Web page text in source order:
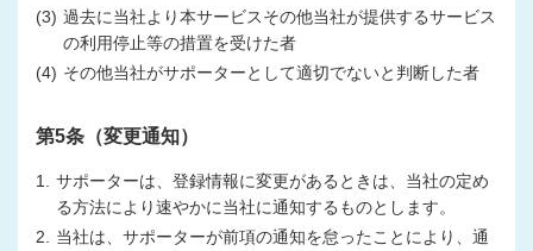
(3) 過去に当社より本サービスその他当社が提供するサービス
の利用停止等の措置を受けた者
(4) その他当社がサポーターとして適切でないと判断した者
第5条（変更通知）
1.
サポーターは、登録情報に変更があるときは、当社の定め
る方法により速やかに当社に通知するものとします。
2.
当社は、サポーターが前項の通知を怠ったことにより、通